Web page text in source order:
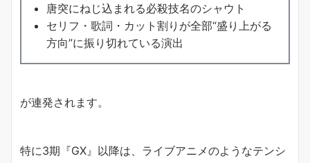
唐突にねじ込まれる必殺技名のシャウト
セリフ・歌詞・カット割りが全部“盛り上がる
方向”に振り切れている演出
が連発されます。
特に3期『GX』以降は、ライブアニメのようなテンシ